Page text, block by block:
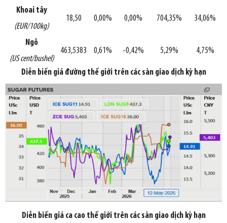
Khoai tây
(EUR/100kg)
18,50 0,00% 0,00% 704,35% 34,06%
Ngô
(US cent/bushel)
463,5383 0,61% -0,42% 5,29% 4,75%
Diễn biến giá đường thế giới trên các sàn giao dịch kỳ hạn
Diễn biến giá ca cao thế giới trên các sàn giao dịch kỳ hạn